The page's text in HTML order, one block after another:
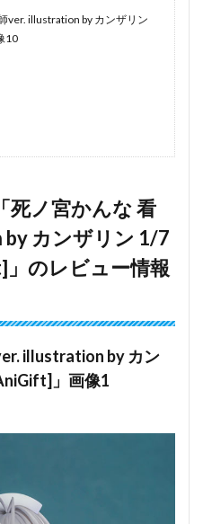
ver. illustration by カンザリン
10
死ノ宮かんな 看
カンザリン 1/7
のレビュー情報
illustration by カン
」画像1